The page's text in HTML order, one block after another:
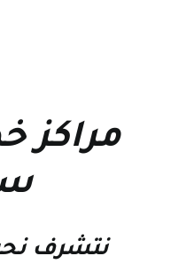
مراكز
نتشرف